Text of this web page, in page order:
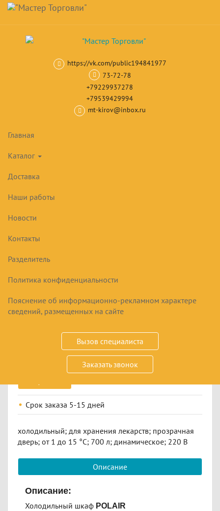
Skip
main
content
Навигация
https://vk.com/public194841977
73-72-78
+79229937278
+79539429994
mt-kirov@inbox.ru
Главная
Каталог
Доставка
Наши работы
Новости
Контакты
Разделитель
Политика конфиденциальности
Пояснение об информационно-рекламном характере
сведений, размещенных на сайте
Вызов специалиста
Заказать звонок
Корзина товар(ов)
Шкафы и столы холодильные
ШКАФ ХОЛОДИЛЬНЫЙ
ФАРМАЦЕВТИЧЕСКИЙ ШХФ-0,7 ДС
Срок заказа 5-15 дней
холодильный; для хранения лекарств; прозрачная
дверь; от 1 до 15 °C; 700 л; динамическое; 220 В
Описание
Описание:
Холодильный шкаф POLAIR